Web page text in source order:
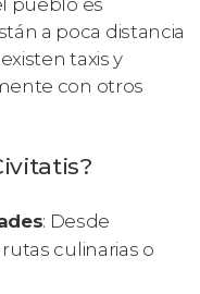
a poca distancia
taxis y
con otros
: Desde
culinarias o